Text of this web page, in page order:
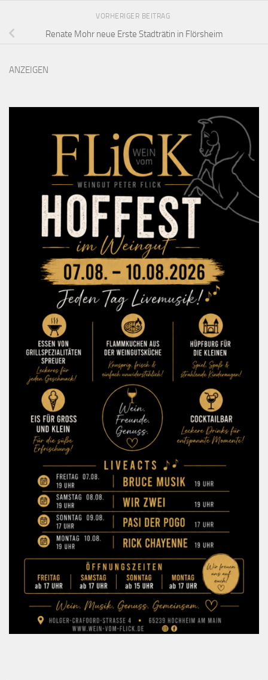
VORHERIGER BEITRAG
Renate Mohr neue Erste Stadträtin in Flörsheim
ANZEIGEN